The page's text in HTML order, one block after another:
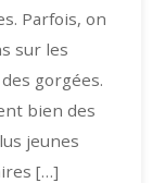
Parfois, on
sur les
gorgées.
bien des
jeunes
[…]